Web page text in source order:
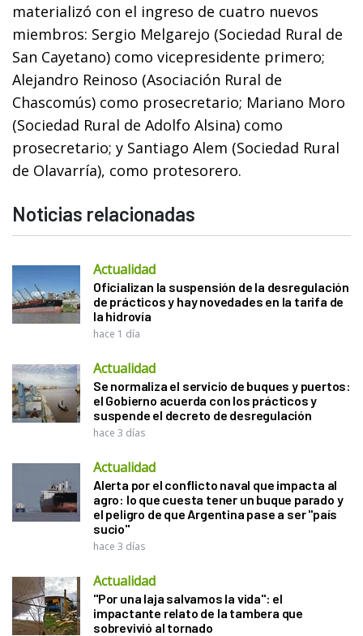
materializó con el ingreso de cuatro nuevos
miembros: Sergio Melgarejo (Sociedad Rural de
San Cayetano) como vicepresidente primero;
Alejandro Reinoso (Asociación Rural de
Chascomús) como prosecretario; Mariano Moro
(Sociedad Rural de Adolfo Alsina) como
prosecretario; y Santiago Alem (Sociedad Rural
de Olavarría), como protesorero.
Noticias relacionadas
Actualidad
Oficializan la suspensión de la desregulación
de prácticos y hay novedades en la tarifa de
la hidrovía
hace 1 día
Actualidad
Se normaliza el servicio de buques y puertos:
el Gobierno acuerda con los prácticos y
suspende el decreto de desregulación
hace 3 días
Actualidad
Alerta por el conflicto naval que impacta al
agro: lo que cuesta tener un buque parado y
el peligro de que Argentina pase a ser "país
sucio"
hace 3 días
Actualidad
"Por una laja salvamos la vida": el
impactante relato de la tambera que
sobrevivió al tornado